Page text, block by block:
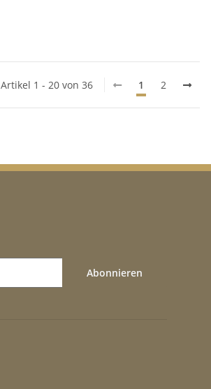
Artikel 1 - 20 von 36 1 2
Abonnieren